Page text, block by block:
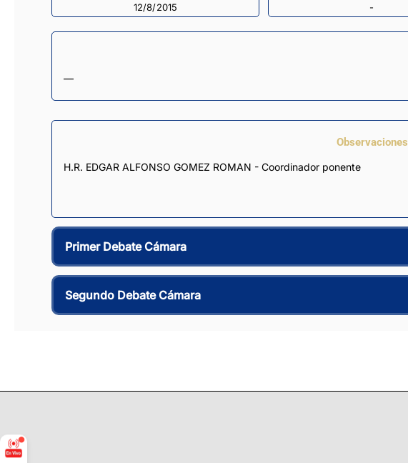
12/8/2015 -
—
Observaciones
H.R. EDGAR ALFONSO GOMEZ ROMAN - Coordinador ponente
Primer Debate Cámara
Segundo Debate Cámara